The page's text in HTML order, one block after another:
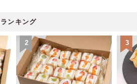
ンキング
2 3